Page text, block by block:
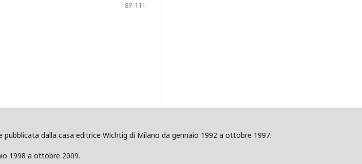
87-111
dalla casa editrice Wichtig di Milano da gennaio 1992 a ottobre 1997.
1998 a ottobre 2009.